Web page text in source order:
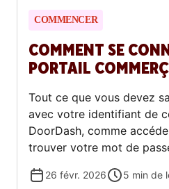
COMMENCER
COMMENT SE
PORTAIL
Tout ce que vous devez
avec votre identifiant de
DoorDash, comme
trouver votre mot de
26 févr. 2026 5 min de